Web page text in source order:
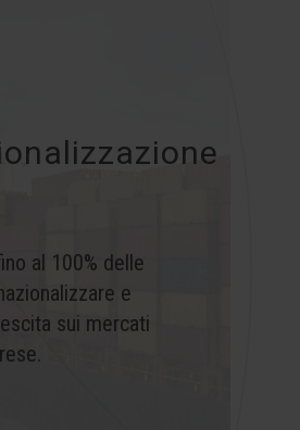
al 100% delle
e
sui mercati